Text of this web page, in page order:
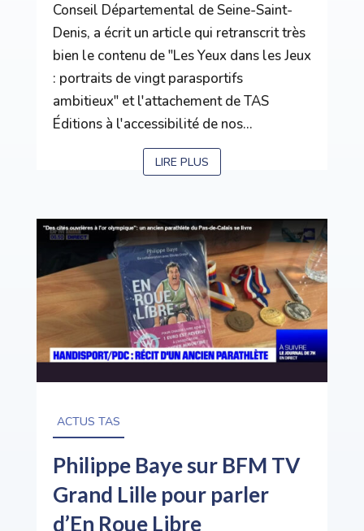
Conseil Départemental de Seine-Saint-
Denis, a écrit un article qui retranscrit très
bien le contenu de "Les Yeux dans les Jeux
: portraits de vingt parasportifs
ambitieux" et l'attachement de TAS
Éditions à l'accessibilité de nos...
LIRE PLUS
ACTUS TAS
Philippe Baye sur BFM TV
Grand Lille pour parler
d’En Roue Libre
5 Juin 2024